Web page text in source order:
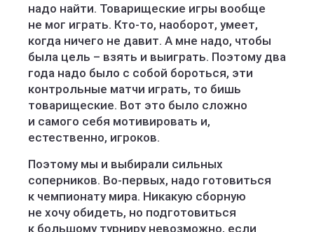
надо найти. Товарищеские игры вообще
не мог играть. Кто‑то, наоборот, умеет,
когда ничего не давит. А мне надо, чтобы
была цель – взять и выиграть. Поэтому два
года надо было с собой бороться, эти
контрольные матчи играть, то бишь
товарищеские. Вот это было сложно
и самого себя мотивировать и,
естественно, игроков.
Поэтому мы и выбирали сильных
соперников. Во‑первых, надо готовиться
к чемпионату мира. Никакую сборную
не хочу обидеть, но подготовиться
к большому турниру невозможно, если